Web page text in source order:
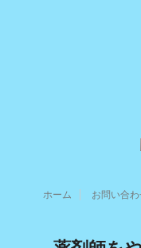
ホーム お問い合わ